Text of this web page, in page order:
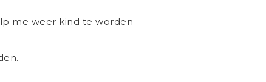
me weer kind te worden